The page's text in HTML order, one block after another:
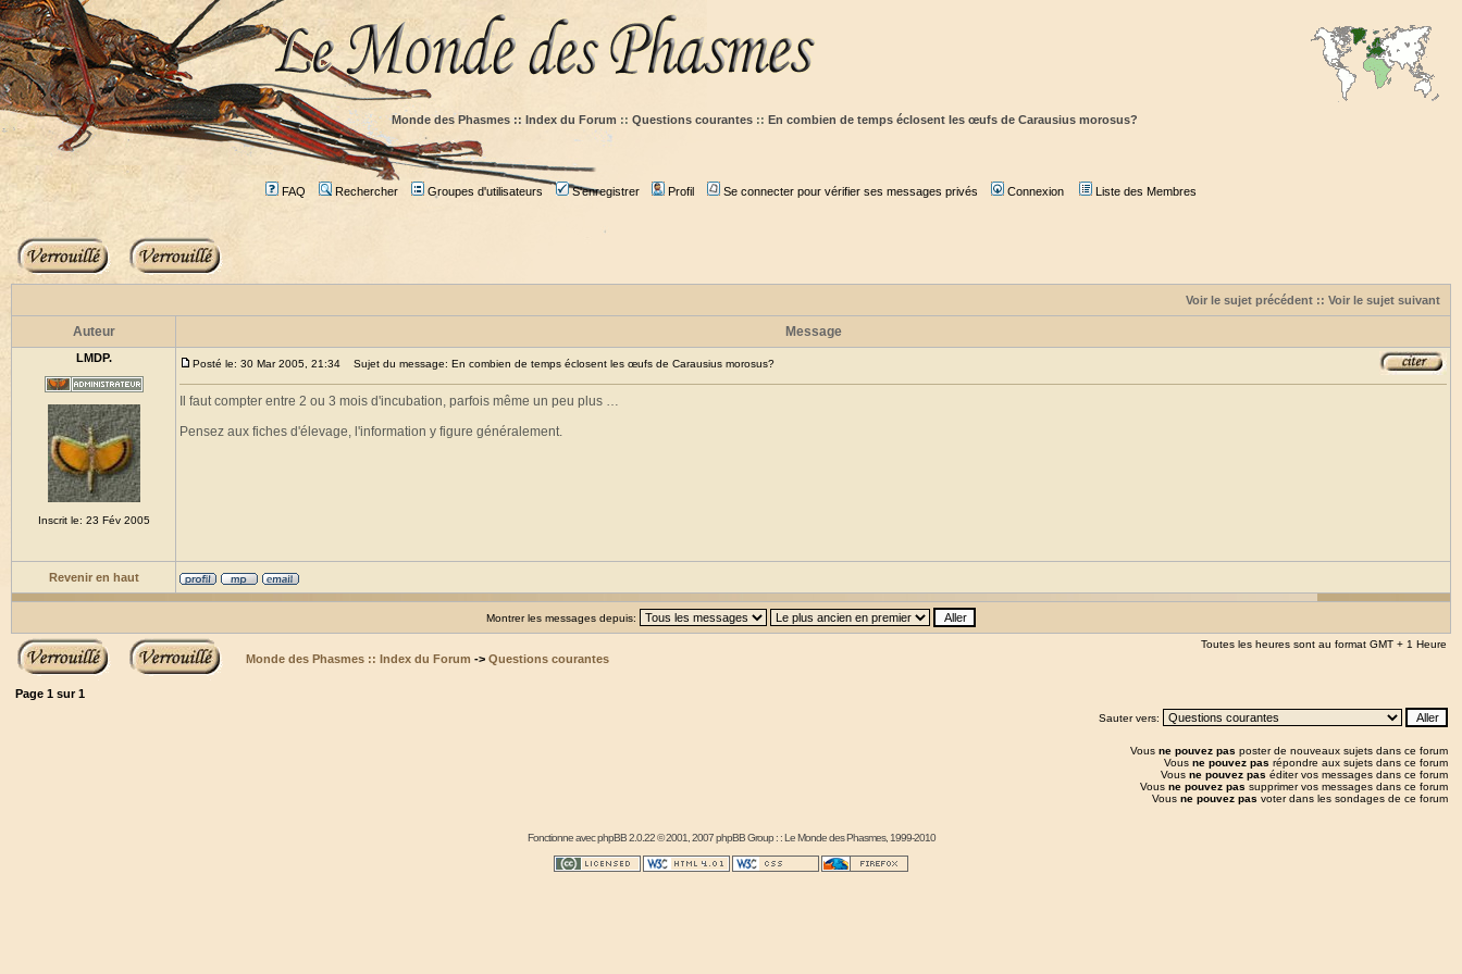
Monde des Phasmes :: Index du Forum :: Questions courantes :: En combien de temps éclosent les œufs de Carausius morosus?
FAQ Rechercher Groupes d'utilisateurs S'enregistrer Profil Se connecter pour vérifier ses messages privés Connexion Liste des Membres
Voir le sujet précédent :: Voir le sujet suivant
Auteur Message
LMDP.
Inscrit le: 23 Fév 2005
Posté le: 30 Mar 2005, 21:34 Sujet du message: En combien de temps éclosent les œufs de Carausius morosus?
Il faut compter entre 2 ou 3 mois d'incubation, parfois même un peu plus …
Pensez aux fiches d'élevage, l'information y figure généralement.
Revenir en haut
Montrer les messages depuis:
Monde des Phasmes :: Index du Forum -> Questions courantes
Toutes les heures sont au format GMT + 1 Heure
Page 1 sur1
Sauter vers:
Vous ne pouvez pas poster de nouveaux sujets dans ce forum
Vous ne pouvez pas répondre aux sujets dans ce forum
Vous ne pouvez pas éditer vos messages dans ce forum
Vous ne pouvez pas supprimer vos messages dans ce forum
Vous ne pouvez pas voter dans les sondages de ce forum
Fonctionne avecphpBB2.0.22 © 2001, 2007 phpBB Group : :Le Monde des Phasmes, 1999-2010